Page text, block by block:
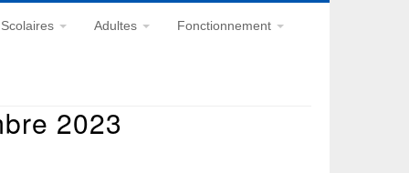
Scolaires Adultes Fonctionnement
2023